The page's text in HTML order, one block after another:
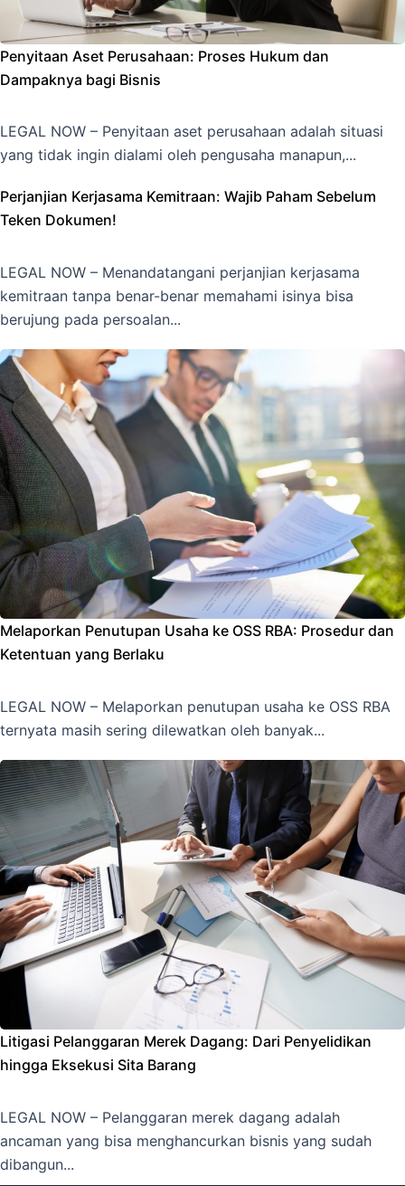
Penyitaan Aset Perusahaan: Proses Hukum dan
Dampaknya bagi Bisnis
LEGAL NOW – Penyitaan aset perusahaan adalah situasi
yang tidak ingin dialami oleh pengusaha manapun,...
Perjanjian Kerjasama Kemitraan: Wajib Paham Sebelum
Teken Dokumen!
LEGAL NOW – Menandatangani perjanjian kerjasama
kemitraan tanpa benar-benar memahami isinya bisa
berujung pada persoalan...
Melaporkan Penutupan Usaha ke OSS RBA: Prosedur dan
Ketentuan yang Berlaku
LEGAL NOW – Melaporkan penutupan usaha ke OSS RBA
ternyata masih sering dilewatkan oleh banyak...
Litigasi Pelanggaran Merek Dagang: Dari Penyelidikan
hingga Eksekusi Sita Barang
LEGAL NOW – Pelanggaran merek dagang adalah
ancaman yang bisa menghancurkan bisnis yang sudah
dibangun...